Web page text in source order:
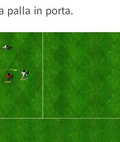
palla in porta.